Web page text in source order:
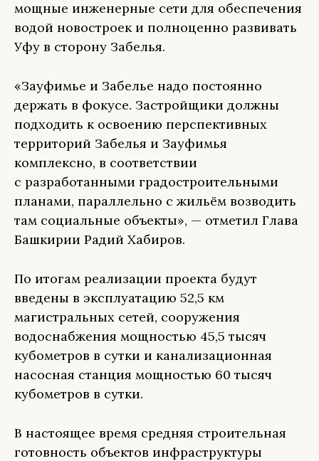
мощные инженерные сети для обеспечения
водой новостроек и полноценно развивать
Уфу в сторону Забелья.
«Зауфимье и Забелье надо постоянно
держать в фокусе. Застройщики должны
подходить к освоению перспективных
территорий Забелья и Зауфимья
комплексно, в соответствии
с разработанными градостроительными
планами, параллельно с жильём возводить
там социальные объекты», — отметил Глава
Башкирии Радий Хабиров.
По итогам реализации проекта будут
введены в эксплуатацию 52,5 км
магистральных сетей, сооружения
водоснабжения мощностью 45,5 тысяч
кубометров в сутки и канализационная
насосная станция мощностью 60 тысяч
кубометров в сутки.
В настоящее время средняя строительная
готовность объектов инфраструктуры